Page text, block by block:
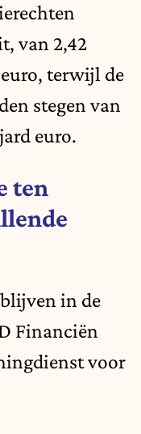
van 2,42
terwijl de
stegen van
euro.
ten
in de
Financiën
voor